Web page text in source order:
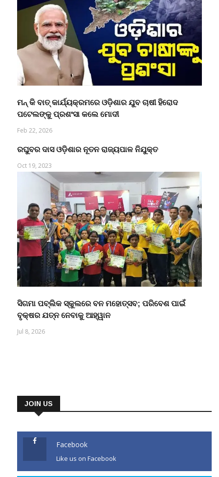
ମନ୍ କି ବାତ୍ କାର୍ଯ୍ୟକ୍ରମରେ ଓଡ଼ିଶାର ଯୁବ ଚାଷୀ ହିରୋଦ
ପଟେଲଙ୍କୁ ପ୍ରଶଂସା କଲେ ମୋଦୀ
Feb 22, 2026
ରଘୁବର ଦାସ ଓଡ଼ିଶାର ନୂତନ ରାଜ୍ୟପାଳ ନିଯୁକ୍ତ
Oct 19, 2023
ସିଗମା ପବ୍ଲିକ ସ୍କୁଲରେ ବନ ମହୋତ୍ସବ; ପରିବେଶ ପାଇଁ
ବୃକ୍ଷର ଯତ୍ନ ନେବାକୁ ଆହ୍ୱାନ
Jul 8, 2026
JOIN US
Facebook
Like us on Facebook